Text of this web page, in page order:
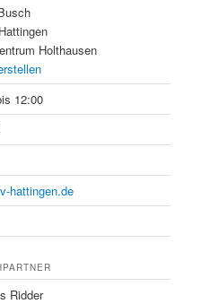
Holthausen
12:00
hattingen.de
Ridder